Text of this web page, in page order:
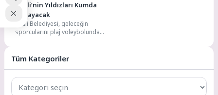
Dikili’nin Yıldızları Kumda
Parlayacak
Dikili Belediyesi, geleceğin
sporcularını plaj voleybolunda
düzenlenecek turnuvada,...
Tüm Kategoriler
Tüm
Kategoriler